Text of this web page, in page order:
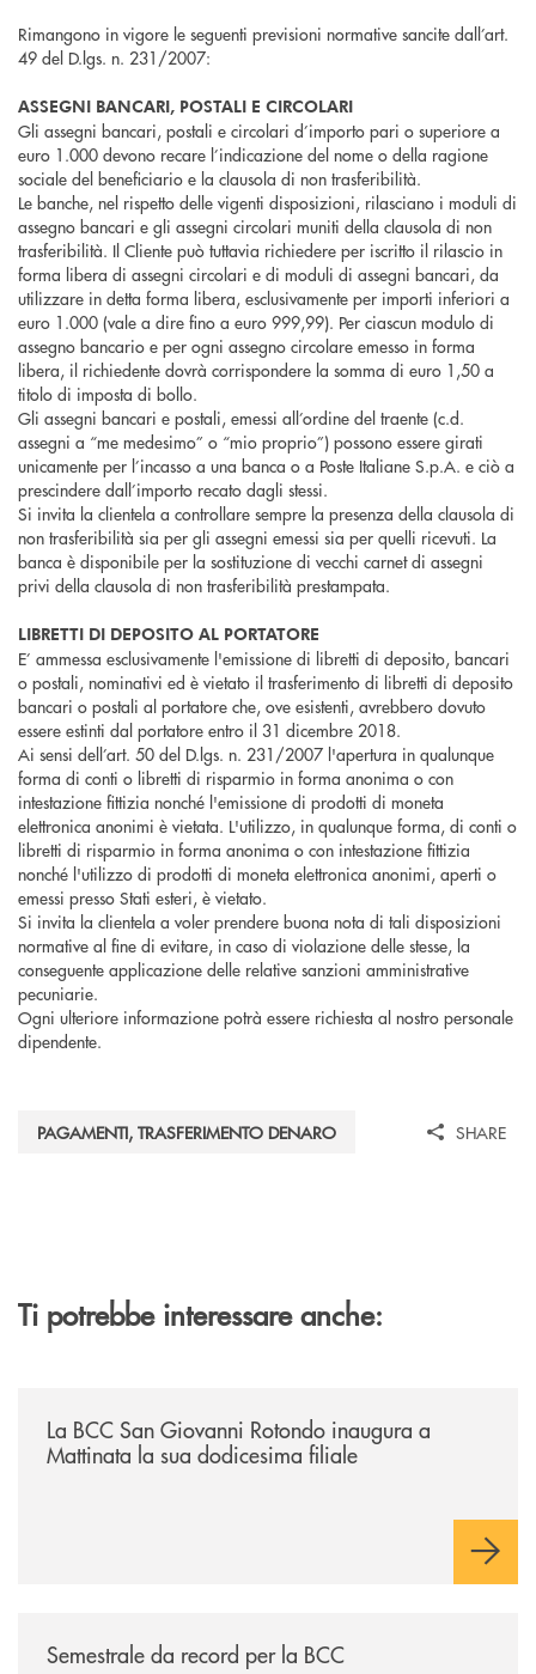
Rimangono in vigore le seguenti previsioni normative sancite dall’art.
49 del D.lgs. n. 231/2007:
ASSEGNI BANCARI, POSTALI E CIRCOLARI
Gli assegni bancari, postali e circolari d’importo pari o superiore a
euro 1.000 devono recare l’indicazione del nome o della ragione
sociale del beneficiario e la clausola di non trasferibilità.
Le banche, nel rispetto delle vigenti disposizioni, rilasciano i moduli di
assegno bancari e gli assegni circolari muniti della clausola di non
trasferibilità. Il Cliente può tuttavia richiedere per iscritto il rilascio in
forma libera di assegni circolari e di moduli di assegni bancari, da
utilizzare in detta forma libera, esclusivamente per importi inferiori a
euro 1.000 (vale a dire fino a euro 999,99). Per ciascun modulo di
assegno bancario e per ogni assegno circolare emesso in forma
libera, il richiedente dovrà corrispondere la somma di euro 1,50 a
titolo di imposta di bollo.
Gli assegni bancari e postali, emessi all’ordine del traente (c.d.
assegni a “me medesimo” o “mio proprio”) possono essere girati
unicamente per l’incasso a una banca o a Poste Italiane S.p.A. e ciò a
prescindere dall’importo recato dagli stessi.
Si invita la clientela a controllare sempre la presenza della clausola di
non trasferibilità sia per gli assegni emessi sia per quelli ricevuti. La
banca è disponibile per la sostituzione di vecchi carnet di assegni
privi della clausola di non trasferibilità prestampata.
LIBRETTI DI DEPOSITO AL PORTATORE
E’ ammessa esclusivamente l'emissione di libretti di deposito, bancari
o postali, nominativi ed è vietato il trasferimento di libretti di deposito
bancari o postali al portatore che, ove esistenti, avrebbero dovuto
essere estinti dal portatore entro il 31 dicembre 2018.
Ai sensi dell’art. 50 del D.lgs. n. 231/2007 l'apertura in qualunque
forma di conti o libretti di risparmio in forma anonima o con
intestazione fittizia nonché l'emissione di prodotti di moneta
elettronica anonimi è vietata. L'utilizzo, in qualunque forma, di conti o
libretti di risparmio in forma anonima o con intestazione fittizia
nonché l'utilizzo di prodotti di moneta elettronica anonimi, aperti o
emessi presso Stati esteri, è vietato.
Si invita la clientela a voler prendere buona nota di tali disposizioni
normative al fine di evitare, in caso di violazione delle stesse, la
conseguente applicazione delle relative sanzioni amministrative
pecuniarie.
Ogni ulteriore informazione potrà essere richiesta al nostro personale
dipendente.
PAGAMENTI, TRASFERIMENTO DENARO SHARE
Ti potrebbe interessare anche:
La BCC San Giovanni Rotondo inaugura a
Mattinata la sua dodicesima filiale
Semestrale da record per la BCC